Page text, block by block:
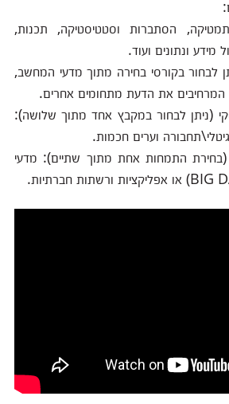
הסתברות וסטטיסטיקה, תכנות,
מידע ונתונים ועוד.
לבחור בקורסי בחירה מתוך מדעי המחשב,
המרחיבים את הדעת מתחומים אחרים.
(ניתן לבחור במקבץ אחד מתוך שלושה):
וערים חכמות.
התמחות אחת מתוך שתיים): מדעי